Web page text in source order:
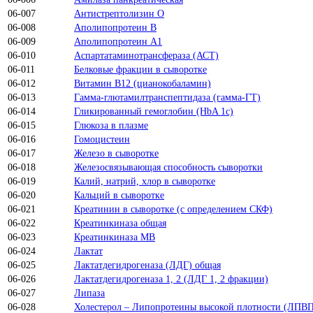
06-007
Антистрептолизин О
06-008
Аполипопротеин B
06-009
Аполипопротеин A1
06-010
Аспартатаминотрансфераза (АСТ)
06-011
Белковые фракции в сыворотке
06-012
Витамин В12 (цианокобаламин)
06-013
Гамма-глютамилтранспептидаза (гамма-ГТ)
06-014
Гликированный гемоглобин (HbA 1c)
06-015
Глюкоза в плазме
06-016
Гомоцистеин
06-017
Железо в сыворотке
06-018
Железосвязывающая способность сыворотки
06-019
Калий, натрий, хлор в сыворотке
06-020
Кальций в сыворотке
06-021
Креатинин в сыворотке (с определением СКФ)
06-022
Креатинкиназа общая
06-023
Креатинкиназа MB
06-024
Лактат
06-025
Лактатдегидрогеназа (ЛДГ) общая
06-026
Лактатдегидрогеназа 1, 2 (ЛДГ 1, 2 фракции)
06-027
Липаза
06-028
Холестерол – Липопротеины высокой плотности